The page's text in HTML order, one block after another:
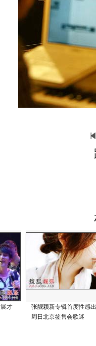
才
张靓颖新专辑首度性感
周日北京签售会歌迷